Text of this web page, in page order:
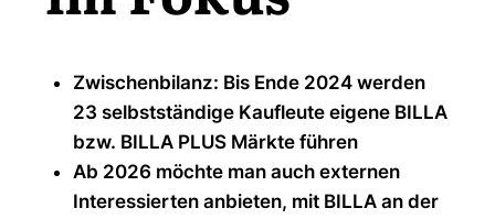
Zwischenbilanz: Bis Ende 2024 werden
23 selbstständige Kaufleute eigene BILLA
bzw. BILLA PLUS Märkte führen
Ab 2026 möchte man auch externen
Interessierten anbieten, mit BILLA an der